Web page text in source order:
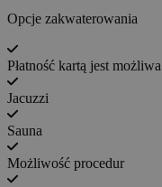
Opcje zakwaterowania
Płatność kartą jest możliwa
Jacuzzi
Sauna
Możliwość procedur